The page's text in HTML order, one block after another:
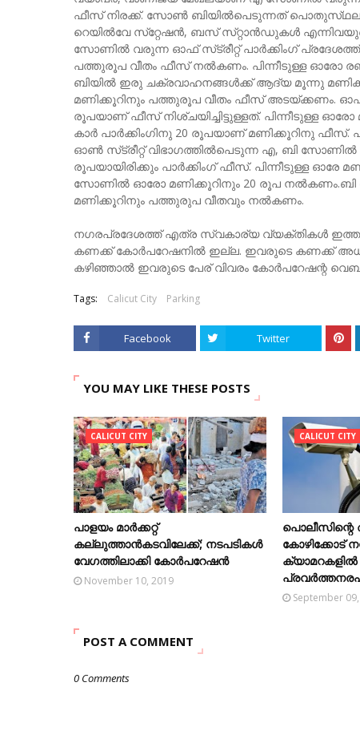
ഫീസ്‌ നിരക്ക്‌. സോണ്‍ ബിയില്‍പെടുന്നത്‌
റെയില്‍വേ സ്‌റ്റേഷന്‍, ബസ്‌ സ്‌റ്റാന്‍ഡുകള്‍
സോണില്‍ വരുന്ന ഓഫ്‌ സ്‌ട്രീറ്റ്‌ പാര്‍ക്കിംഗ്‌
പത്തുരൂപ വീതം ഫീസ്‌ നല്‍കണം. പിന്നീടുള്ള ഓരോ
ബിയില്‍ ഇരു ചക്രവാഹനങ്ങള്‍ക്ക്‌ ആദ്യ മൂന്നു
മണിക്കൂറിനും പത്തുരൂപ വീതം ഫീസ്‌ അടയ്‌ക്കണം. ഓഫ്‌
രൂപയാണ്‌ ഫീസ്‌ നിശ്‌ചയിച്ചിട്ടുള്ളത്‌. പിന്നീടുള്ള
കാര്‍ പാര്‍ക്കിംഗിനു 20 രൂപയാണ്‌ മണിക്കൂറിനു
ഓണ്‍ സ്‌ട്രീറ്റ്‌ വിഭാഗത്തില്‍പെടുന്ന എ, ബി
രൂപയായിരിക്കും പാര്‍ക്കിംഗ്‌ ഫീസ്‌. പിന്നീടുള്ള
സോണില്‍ ഓരോ മണിക്കൂറിനും 20 രൂപ
മണിക്കൂറിനും പത്തുരുപ വീതവും നല്‍കണം.
നഗരപ്രദേശത്ത്‌ എത്ര സ്വകാര്യ വ്യക്‌തികള്‍
കണക്ക്‌ കോര്‍പറേഷനില്‍ ഇല്ല. ഇവരുടെ കണക്ക്‌
കഴിഞ്ഞാല്‍ ഇവരുടെ പേര്‌ വിവരം കോര്‍പറേഷന്റ
Tags: Calicut City Parking
Facebook Twitter
YOU MAY LIKE THESE POSTS
CALICUT CITY
പാളയം മാര്‍ക്കറ്റ്
കല്ലുത്താന്‍കടവിലേക്ക്; നടപടികൾ
വേഗത്തിലാക്കി കോര്‍പറേഷന്‍
November 10, 2019
CALICUT CITY
കോഴിക്കോട്
September
POST A COMMENT
0 Comments